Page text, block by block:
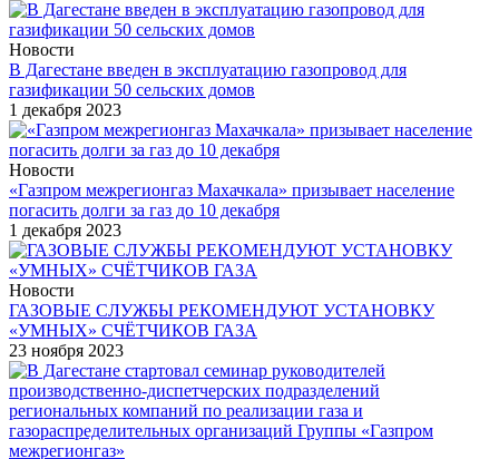
Новости
В Дагестане введен в эксплуатацию газопровод для
газификации 50 сельских домов
1 декабря 2023
Новости
«Газпром межрегионгаз Махачкала» призывает население
погасить долги за газ до 10 декабря
1 декабря 2023
Новости
ГАЗОВЫЕ СЛУЖБЫ РЕКОМЕНДУЮТ УСТАНОВКУ
«УМНЫХ» СЧЁТЧИКОВ ГАЗА
23 ноября 2023